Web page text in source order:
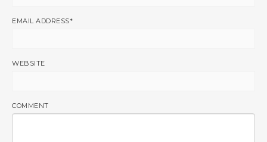
EMAIL ADDRESS*
WEBSITE
COMMENT